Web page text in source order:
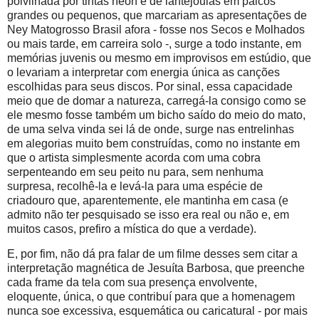
grandes ou pequenos, que marcariam as apresentações de
Ney Matogrosso Brasil afora - fosse nos Secos e Molhados
ou mais tarde, em carreira solo -, surge a todo instante, em
memórias juvenis ou mesmo em improvisos em estúdio, que
o levariam a interpretar com energia única as canções
escolhidas para seus discos. Por sinal, essa capacidade
meio que de domar a natureza, carregá-la consigo como se
ele mesmo fosse também um bicho saído do meio do mato,
de uma selva vinda sei lá de onde, surge nas entrelinhas
em alegorias muito bem construídas, como no instante em
que o artista simplesmente acorda com uma cobra
serpenteando em seu peito nu para, sem nenhuma
surpresa, recolhê-la e levá-la para uma espécie de
criadouro que, aparentemente, ele mantinha em casa (e
admito não ter pesquisado se isso era real ou não e, em
muitos casos, prefiro a mística do que a verdade).
E, por fim, não dá pra falar de um filme desses sem citar a
interpretação magnética de Jesuíta Barbosa, que preenche
cada frame da tela com sua presença envolvente,
eloquente, única, o que contribuí para que a homenagem
nunca soe excessiva, esquemática ou caricatural - por mais